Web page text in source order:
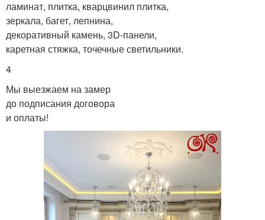
ламинат, плитка, кварцвинил плитка,
зеркала, багет, лепнина,
декоративный камень, 3D-панели,
каретная стяжка, точечные светильники.
4
Мы выезжаем на замер
до подписания договора
и оплаты!